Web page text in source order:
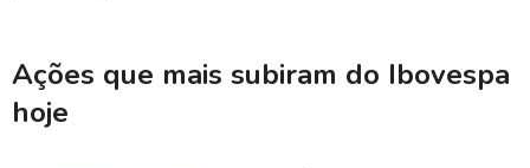
Ações que mais subiram do Ibovespa
hoje